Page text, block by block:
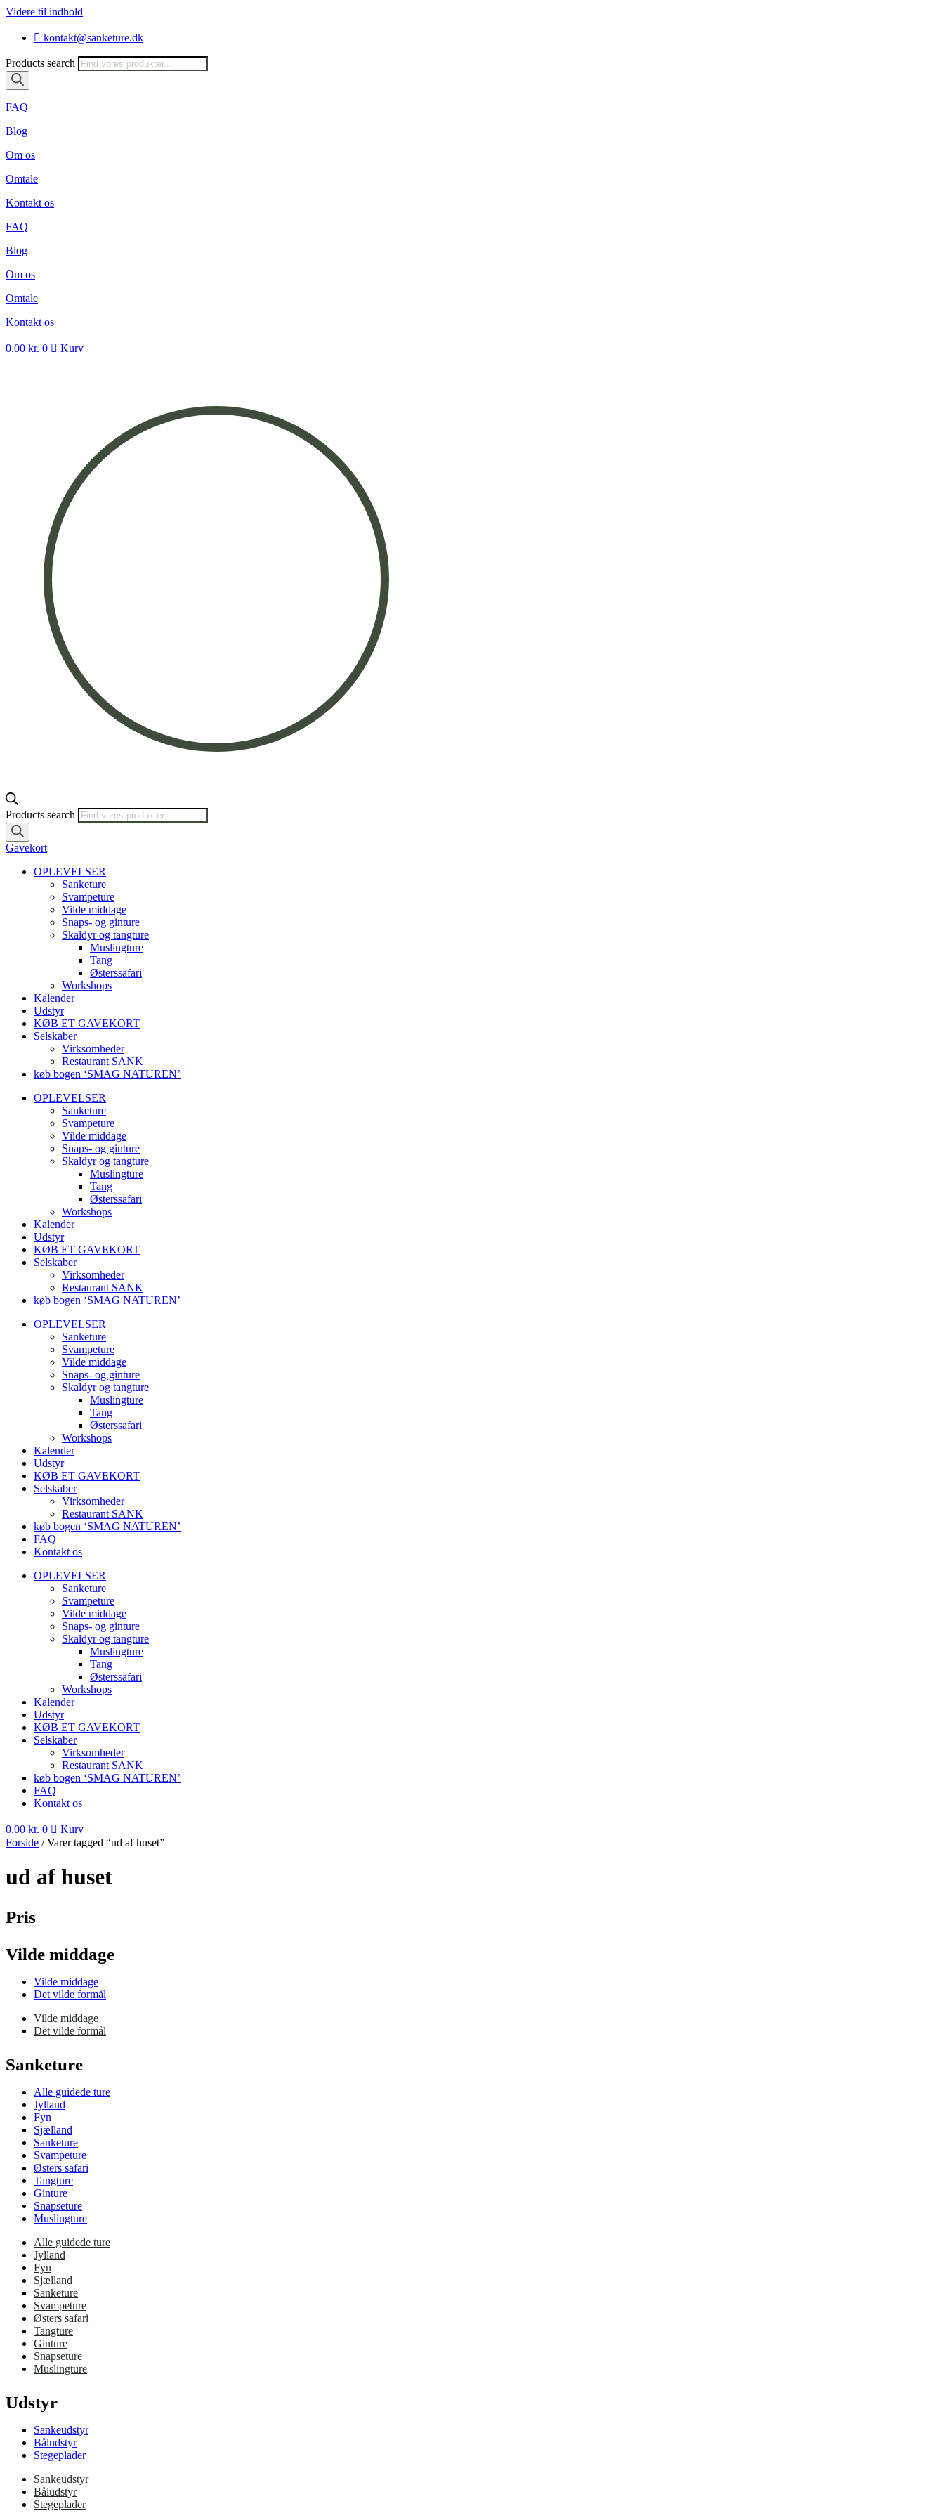
Videre til indhold
kontakt@sanketure.dk
Products search
FAQ
Blog
Om os
Omtale
Kontakt os
FAQ
Blog
Om os
Omtale
Kontakt os
0.00 kr. 0 Kurv
Products search
Gavekort
OPLEVELSER
Sanketure
Svampeture
Vilde middage
Snaps- og ginture
Skaldyr og tangture
Muslingture
Tang
Østerssafari
Workshops
Kalender
Udstyr
KØB ET GAVEKORT
Selskaber
Virksomheder
Restaurant SANK
køb bogen ‘SMAG NATUREN’
OPLEVELSER
Sanketure
Svampeture
Vilde middage
Snaps- og ginture
Skaldyr og tangture
Muslingture
Tang
Østerssafari
Workshops
Kalender
Udstyr
KØB ET GAVEKORT
Selskaber
Virksomheder
Restaurant SANK
køb bogen ‘SMAG NATUREN’
OPLEVELSER
Sanketure
Svampeture
Vilde middage
Snaps- og ginture
Skaldyr og tangture
Muslingture
Tang
Østerssafari
Workshops
Kalender
Udstyr
KØB ET GAVEKORT
Selskaber
Virksomheder
Restaurant SANK
køb bogen ‘SMAG NATUREN’
FAQ
Kontakt os
OPLEVELSER
Sanketure
Svampeture
Vilde middage
Snaps- og ginture
Skaldyr og tangture
Muslingture
Tang
Østerssafari
Workshops
Kalender
Udstyr
KØB ET GAVEKORT
Selskaber
Virksomheder
Restaurant SANK
køb bogen ‘SMAG NATUREN’
FAQ
Kontakt os
0.00 kr. 0
Kurv
Forside / Varer tagged “ud af huset”
ud af huset
Pris
Vilde middage
Vilde middage
Det vilde formål
Vilde middage
Det vilde formål
Sanketure
Alle guidede ture
Jylland
Fyn
Sjælland
Sanketure
Svampeture
Østers safari
Tangture
Ginture
Snapseture
Muslingture
Alle guidede ture
Jylland
Fyn
Sjælland
Sanketure
Svampeture
Østers safari
Tangture
Ginture
Snapseture
Muslingture
Udstyr
Sankeudstyr
Båludstyr
Stegeplader
Sankeudstyr
Båludstyr
Stegeplader